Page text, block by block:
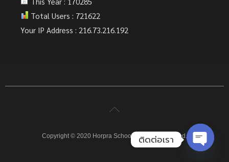
Total Users : 721622
Your IP Address : 216.73.216.192
Copyright © 2020 Horpra School. All rights reserved.
ติดต่อเรา